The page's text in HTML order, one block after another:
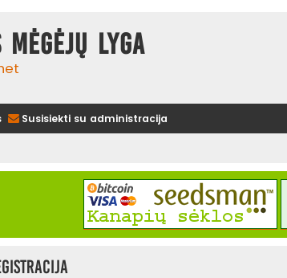
mėgėjų lyga
Susisiekti su administracija